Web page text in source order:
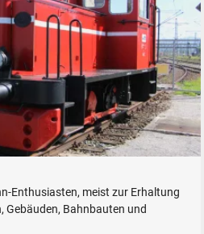
(verkauft).
Enthusiasten, meist zur Erhaltung
Gebäuden, Bahnbauten und